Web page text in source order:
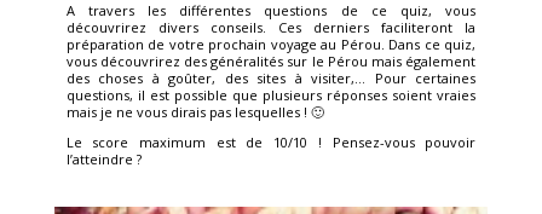
A travers les différentes questions de ce quiz, vous
découvrirez divers conseils. Ces derniers faciliteront la
préparation de votre prochain voyage au Pérou. Dans ce quiz,
vous découvrirez des généralités sur le Pérou mais également
des choses à goûter, des sites à visiter,… Pour certaines
questions, il est possible que plusieurs réponses soient vraies
mais je ne vous dirais pas lesquelles ! 🙂
Le score maximum est de 10/10 ! Pensez-vous pouvoir
l’atteindre ?